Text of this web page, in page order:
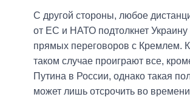
С другой стороны, любое
от ЕС и НАТО подтолкнет Украину
прямых переговоров с Кремлем.
таком случае проиграют все,
Путина в России, однако такая
может лишь отсрочить во времени